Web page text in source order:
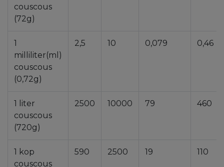
couscous
(72g)
1
milliliter(ml)
couscous
(0,72g)
2,5 10 0,079 0,46
1 liter
couscous
(720g)
2500 10000 79 460
1 kop
couscous
590 2500 19 110